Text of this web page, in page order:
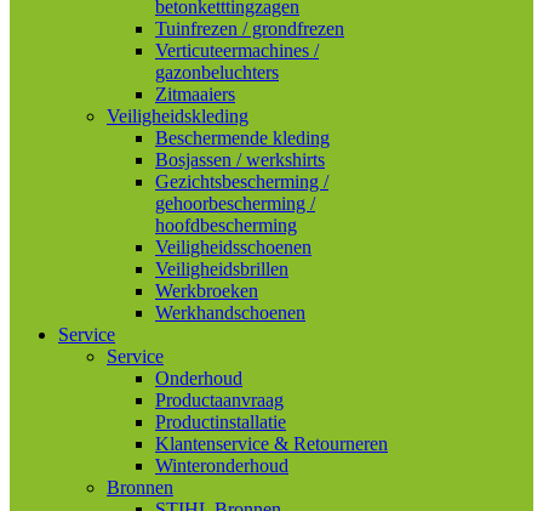
betonketttingzagen
Tuinfrezen / grondfrezen
Verticuteermachines /
gazonbeluchters
Zitmaaiers
Veiligheidskleding
Beschermende kleding
Bosjassen / werkshirts
Gezichtsbescherming /
gehoorbescherming /
hoofdbescherming
Veiligheidsschoenen
Veiligheidsbrillen
Werkbroeken
Werkhandschoenen
Service
Service
Onderhoud
Productaanvraag
Productinstallatie
Klantenservice & Retourneren
Winteronderhoud
Bronnen